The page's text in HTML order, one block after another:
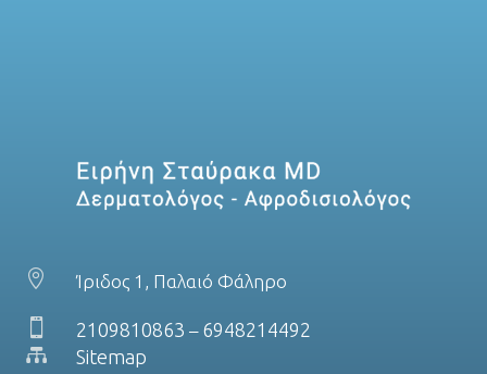
 Ίριδος 1, Παλαιό Φάληρο
 2109810863 – 6948214492

Sitemap